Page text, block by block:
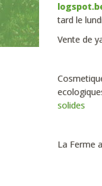
tard le
Vente de
solides
La Ferme